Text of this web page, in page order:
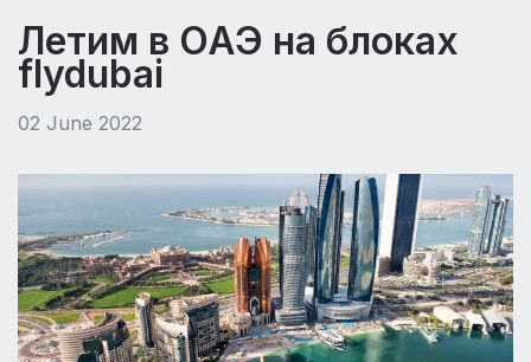
Летим в ОАЭ на блоках
flydubai
02 June 2022